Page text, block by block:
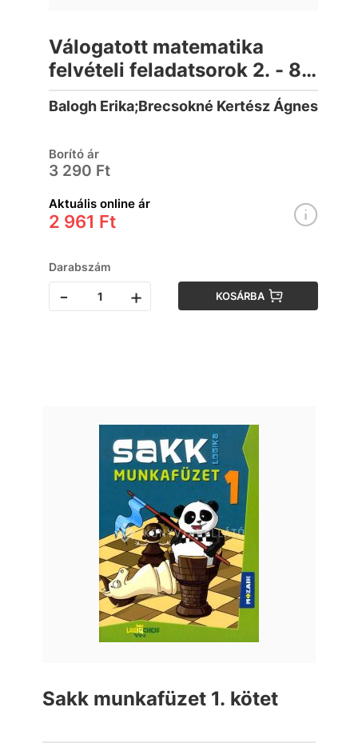
Válogatott matematika
felvételi feladatsorok 2. - 8.
osztályosoknak
Balogh Erika;Brecsokné Kertész Ágnes
Borító ár
3 290 Ft
Aktuális online ár
2 961 Ft
Darabszám
- + KOSÁRBA
Sakk munkafüzet 1. kötet